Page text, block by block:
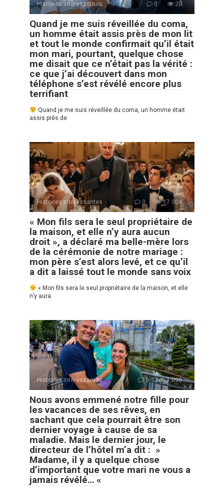
Histoires Intéressantes 0 20
Quand je me suis réveillée du coma,
un homme était assis près de mon lit
et tout le monde confirmait qu’il était
mon mari, pourtant, quelque chose
me disait que ce n’était pas la vérité :
ce que j’ai découvert dans mon
téléphone s’est révélé encore plus
terrifiant
Quand je me suis réveillée du coma, un homme était
assis près de
Histoires Intéressantes 0 17 004
« Mon fils sera le seul propriétaire de
la maison, et elle n’y aura aucun
droit », a déclaré ma belle-mère lors
de la cérémonie de notre mariage :
mon père s’est alors levé, et ce qu’il
a dit a laissé tout le monde sans voix
« Mon fils sera le seul propriétaire de la maison, et elle
n’y aura
Histoires Intéressantes 0 1 098
Nous avons emmené notre fille pour
les vacances de ses rêves, en
sachant que cela pourrait être son
dernier voyage à cause de sa
maladie. Mais le dernier jour, le
directeur de l’hôtel m’a dit : »
Madame, il y a quelque chose
d’important que votre mari ne vous a
jamais révélé… «